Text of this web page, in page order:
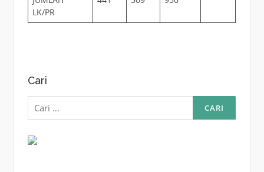
LK/PR
Cari
Cari
untuk: